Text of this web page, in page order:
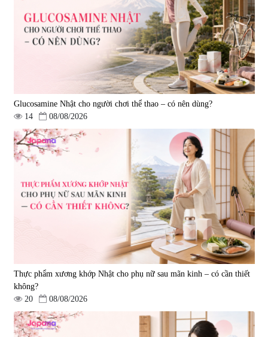
1.490.000 đ
& Nattokinase Hokoen 80 viên
|0
980.000 đ
Viên uống bổ gan Ribeto Shoji
Hepaclean 60 viên
690.000 đ
Viên uống hỗ trợ cải thiện thoát
vị đĩa đệm Kyoto Has 30 viên
| 14.560
1.600.000 đ
Viên uống hỗ trợ giấc ngủ Fujina
Sleepy Nhật Bản 80 viên
điều trị đột quỵ Biken Kinase
Gold 60 viên
|0
Glucosamine Nhật cho người chơi thể thao – có nên dùng?
14
08/08/2026
Thực phẩm xương khớp Nhật cho phụ nữ sau mãn kinh – có cần thiết
không?
20
08/08/2026